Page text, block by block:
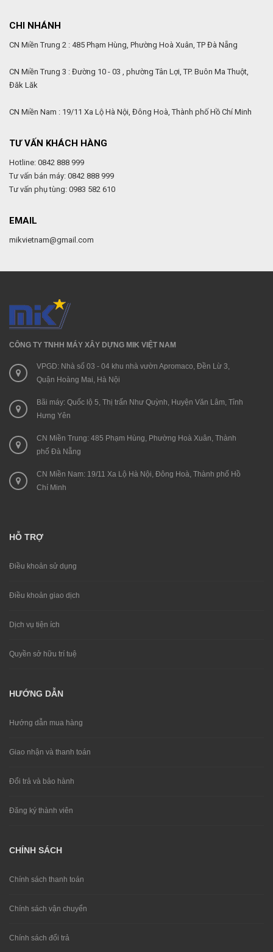
CHI NHÁNH
CN Miền Trung 2 : 485 Phạm Hùng, Phường Hoà Xuân, TP Đà Nẵng
CN Miền Trung 3 : Đường 10 - 03 , phường Tân Lợi, TP. Buôn Ma Thuột,
Đăk Lăk
CN Miền Nam : 19/11 Xa Lộ Hà Nội, Đông Hoà, Thành phố Hồ Chí Minh
TƯ VẤN KHÁCH HÀNG
Hotline: 0842 888 999
Tư vấn bán máy: 0842 888 999
Tư vấn phụ tùng: 0983 582 610
EMAIL
mikvietnam@gmail.com
CÔNG TY TNHH MÁY XÂY DỰNG MIK VIỆT NAM
VPGD: Nhà số 03 - 04 khu nhà vườn Apromaco, Đền Lừ 3,
Quận Hoàng Mai, Hà Nội
Bãi máy: Quốc lộ 5, Thị trấn Như Quỳnh, Huyện Văn Lâm, Tỉnh
Hưng Yên
CN Miền Trung: 485 Phạm Hùng, Phường Hoà Xuân, Thành
phố Đà Nẵng
CN Miền Nam: 19/11 Xa Lộ Hà Nội, Đông Hoà, Thành phố Hồ
Chí Minh
HỖ TRỢ
Điều khoản sử dụng
Điều khoản giao dịch
Dịch vụ tiện ích
Quyền sở hữu trí tuệ
HƯỚNG DẪN
Hướng dẫn mua hàng
Giao nhận và thanh toán
Đổi trả và bảo hành
Đăng ký thành viên
CHÍNH SÁCH
Chính sách thanh toán
Chính sách vận chuyển
Chính sách đổi trả